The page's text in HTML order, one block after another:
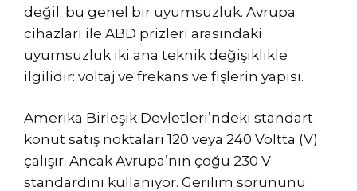
değil; bu genel bir uyumsuzluk. Avrupa
cihazları ile ABD prizleri arasındaki
uyumsuzluk iki ana teknik değişiklikle
ilgilidir: voltaj ve frekans ve fişlerin yapısı.
Amerika Birleşik Devletleri’ndeki standart
konut satış noktaları 120 veya 240 Voltta (V)
çalışır. Ancak Avrupa’nın çoğu 230 V
standardını kullanıyor. Gerilim sorununu